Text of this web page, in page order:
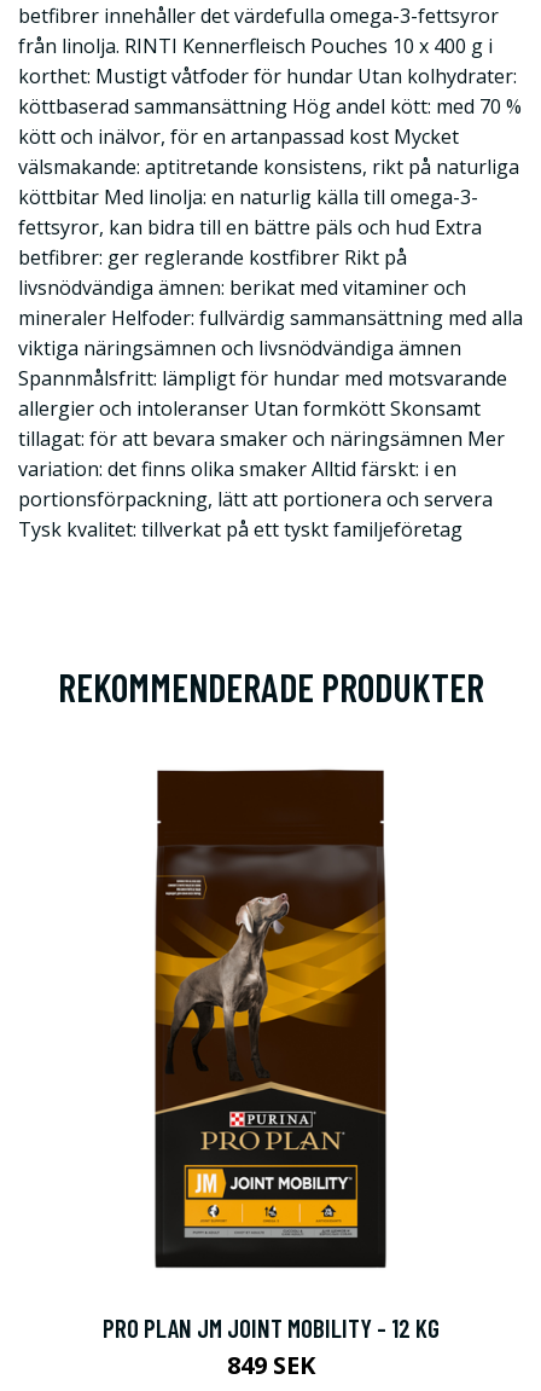
betfibrer innehåller det värdefulla omega-3-fettsyror
från linolja. RINTI Kennerfleisch Pouches 10 x 400 g i
korthet: Mustigt våtfoder för hundar Utan kolhydrater:
köttbaserad sammansättning Hög andel kött: med 70 %
kött och inälvor, för en artanpassad kost Mycket
välsmakande: aptitretande konsistens, rikt på naturliga
köttbitar Med linolja: en naturlig källa till omega-3-
fettsyror, kan bidra till en bättre päls och hud Extra
betfibrer: ger reglerande kostfibrer Rikt på
livsnödvändiga ämnen: berikat med vitaminer och
mineraler Helfoder: fullvärdig sammansättning med alla
viktiga näringsämnen och livsnödvändiga ämnen
Spannmålsfritt: lämpligt för hundar med motsvarande
allergier och intoleranser Utan formkött Skonsamt
tillagat: för att bevara smaker och näringsämnen Mer
variation: det finns olika smaker Alltid färskt: i en
portionsförpackning, lätt att portionera och servera
Tysk kvalitet: tillverkat på ett tyskt familjeföretag
REKOMMENDERADE PRODUKTER
PRO PLAN JM JOINT MOBILITY - 12 KG
849 SEK